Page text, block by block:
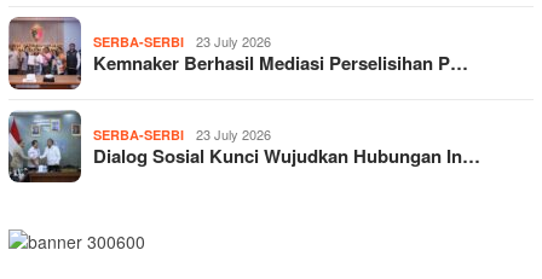
SERBA-SERBI 23 July 2026
Kemnaker Berhasil Mediasi Perselisihan P…
SERBA-SERBI 23 July 2026
Dialog Sosial Kunci Wujudkan Hubungan In…